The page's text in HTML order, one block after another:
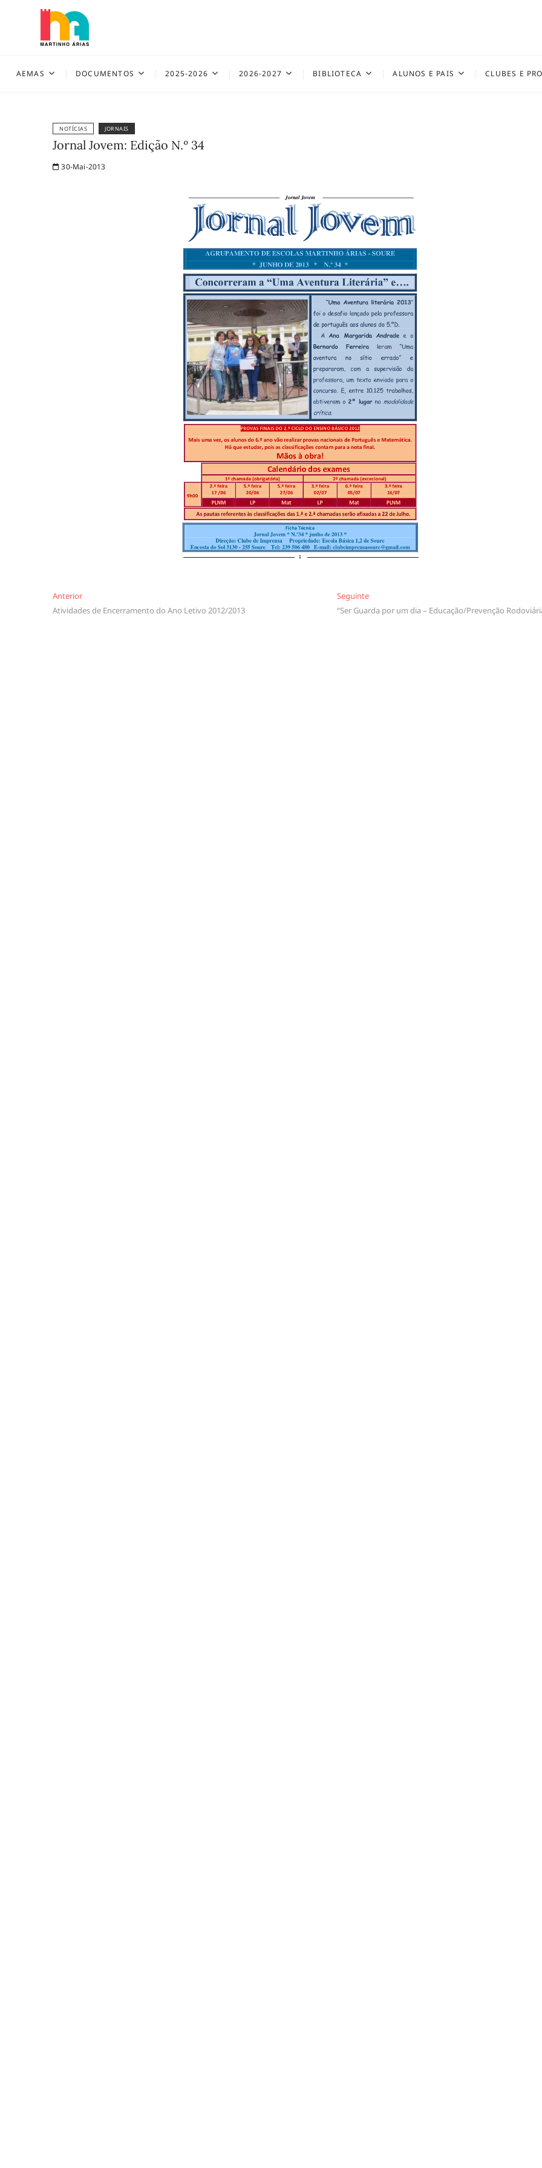
AEMAS DOCUMENTOS 2025-2026 2026-2027 BIBLIOTECA ALUNOS E PAIS CLUBES E
NOTÍCIAS JORNAIS
Jornal Jovem: Edição N.º 34
30-Mai-2013
Navegação
de
AnteriorAnterior
Atividades de Encerramento do Ano Letivo 2012/2013
SeguinteSeguinte
“Ser Guarda por um dia – Educação/Prevenção